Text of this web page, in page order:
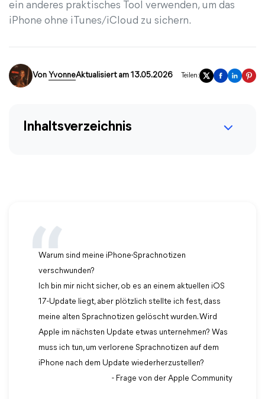
ein anderes praktisches Tool verwenden, um das
iPhone ohne iTunes/iCloud zu sichern.
Von YvonneAktualisiert am 13.05.2026 Teilen:
Inhaltsverzeichnis
Warum sind meine iPhone-Sprachnotizen
verschwunden?
Ich bin mir nicht sicher, ob es an einem aktuellen iOS
17-Update liegt, aber plötzlich stellte ich fest, dass
meine alten Sprachnotizen gelöscht wurden. Wird
Apple im nächsten Update etwas unternehmen? Was
muss ich tun, um verlorene Sprachnotizen auf dem
iPhone nach dem Update wiederherzustellen?
- Frage von der Apple Community